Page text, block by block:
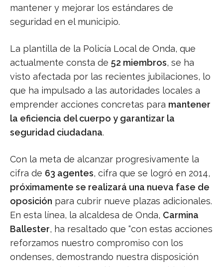
mantener y mejorar los estándares de
seguridad en el municipio.
La plantilla de la Policía Local de Onda, que
actualmente consta de 52 miembros, se ha
visto afectada por las recientes jubilaciones, lo
que ha impulsado a las autoridades locales a
emprender acciones concretas para mantener
la eficiencia del cuerpo y garantizar la
seguridad ciudadana.
Con la meta de alcanzar progresivamente la
cifra de 63 agentes, cifra que se logró en 2014,
próximamente se realizará una nueva fase de
oposición para cubrir nueve plazas adicionales.
En esta línea, la alcaldesa de Onda, Carmina
Ballester, ha resaltado que “con estas acciones
reforzamos nuestro compromiso con los
ondenses, demostrando nuestra disposición